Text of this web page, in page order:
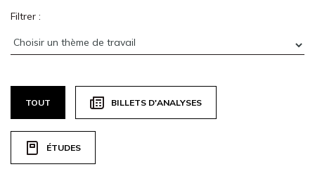
Filtrer :
TOUT BILLETS D'ANALYSES
ÉTUDES